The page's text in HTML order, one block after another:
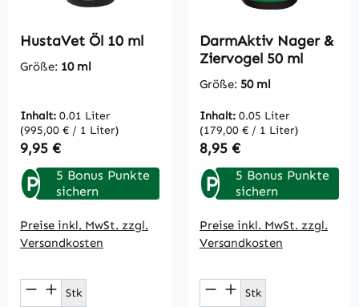
HustaVet Öl 10 ml
Größe: 10 ml
Inhalt: 0.01 Liter
(995,00 € / 1 Liter)
Regulärer Preis:
9,95 €
P
5 Bonus Punkte
sichern
Preise inkl. MwSt. zzgl.
Versandkosten
Produkt Anzahl: Gib den gewünschten
Stk
DarmAktiv Nager &
Ziervogel 50 ml
Größe: 50 ml
Inhalt: 0.05 Liter
(179,00 € / 1 Liter)
Regulärer Preis:
8,95 €
P
5 Bonus Punkte
sichern
Preise inkl. MwSt. zzgl.
Versandkosten
Produkt Anzahl:
Stk